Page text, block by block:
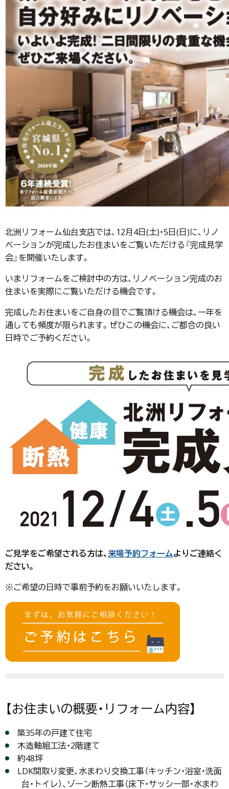
北洲リフォーム仙台支店では、12月4日(土)・5日(日)に、リノ
ベーションが完成したお住まいをご覧いただける『完成見学
会』を開催いたします。
いまリフォームをご検討中の方は、リノベーション完成のお
住まいを実際にご覧いただける機会です。
完成したお住まいをご自身の目でご覧頂ける機会は、一年を
通しても頻度が限られます。ぜひこの機会に、ご都合の良い
日時でご予約ください。
ご見学をご希望される方は、来場予約フォームよりご連絡く
ださい。
※ご希望の日時で事前予約をお願いいたします。
【お住まいの概要・リフォーム内容】
築35年の戸建て住宅
木造軸組工法・2階建て
約48坪
LDK間取り変更、水まわり交換工事（キッチン・浴室・洗面
台・トイレ）、ゾーン断熱工事（床下・サッシ一部・水まわ